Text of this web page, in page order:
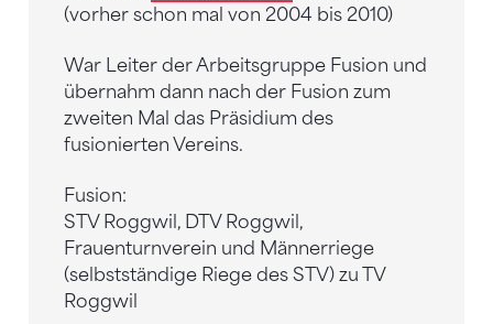
(vorher schon mal von 2004 bis 2010)
War Leiter der Arbeitsgruppe Fusion und
übernahm dann nach der Fusion zum
zweiten Mal das Präsidium des
fusionierten Vereins.
Fusion:
STV Roggwil, DTV Roggwil,
Frauenturnverein und Männerriege
(selbstständige Riege des STV) zu TV
Roggwil